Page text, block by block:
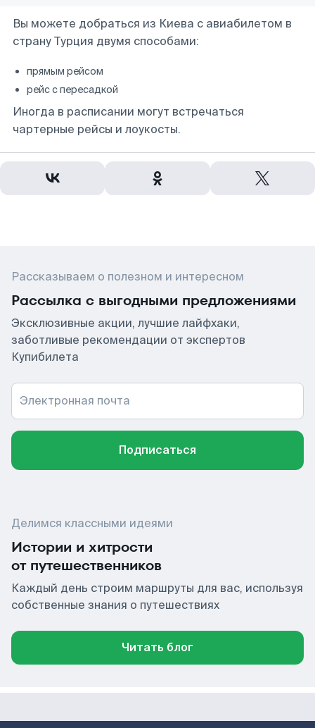
Вы можете добраться из Киева с авиабилетом в
страну Турция двумя способами:
прямым рейсом
рейс с пересадкой
Иногда в расписании могут встречаться
чартерные рейсы и лоукосты.
Рассказываем о полезном и интересном
Рассылка с выгодными предложениями
Эксклюзивные акции, лучшие лайфхаки,
заботливые рекомендации от экспертов
Купибилета
Электронная почта
Подписаться
Делимся классными идеями
Истории и хитрости
от путешественников
Каждый день строим маршруты для вас, используя
собственные знания о путешествиях
Читать блог